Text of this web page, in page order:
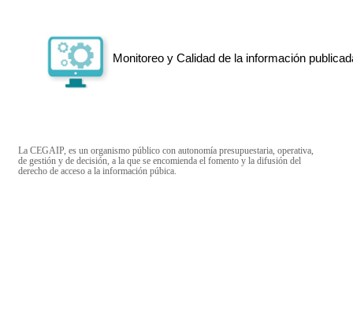
Monitoreo y Calidad de la información
La CEGAIP, es un organismo público con autonomía presupuestaria, operativa,
de gestión y de decisión, a la que se encomienda el fomento y la difusión del
derecho de acceso a la información púbica.